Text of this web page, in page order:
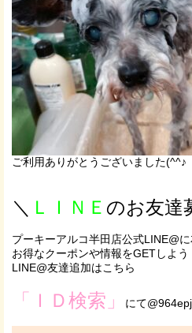
ご利用ありがとうございました(^^♪
＼ ＬＩＮＥ のお友達
プーキーアルコ半田店公式LINE@
お得なクーポンや情報をGETしよう
LINE@友達追加はこちら
「ＩＤ検索」 にて